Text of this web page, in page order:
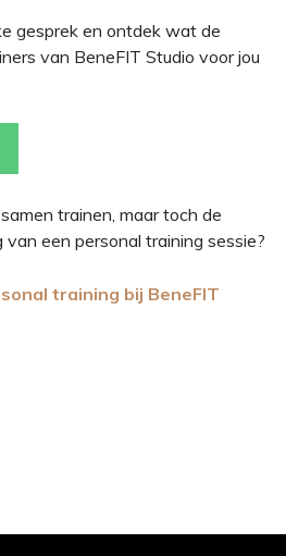
gesprek en ontdek wat de
van BeneFIT Studio voor jou
trainen, maar toch de
een personal training sessie?
training bij BeneFIT